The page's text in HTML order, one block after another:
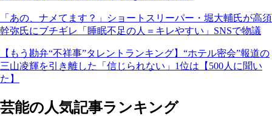
「あの、ナメてます？」ショートスリーパー・堀大輔氏が高須
幹弥氏にブチギレ「睡眠不足の人＝キレやすい」SNSで物議
【もう勘弁“不祥事”タレントランキング】“ホテル密会”報道の
三山凌輝を引き離した「信じられない」1位は【500人に聞い
た】
芸能の人気記事ランキング